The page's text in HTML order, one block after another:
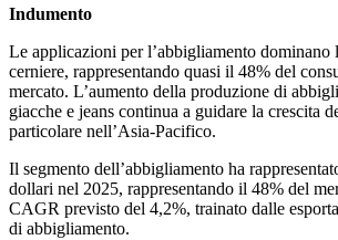
Indumento
Le applicazioni per l’abbigliamento dominano
cerniere, rappresentando quasi il 48% del
mercato. L’aumento della produzione di
giacche e jeans continua a guidare la crescita
particolare nell’Asia-Pacifico.
Il segmento dell’abbigliamento ha
dollari nel 2025, rappresentando il 48% del
CAGR previsto del 4,2%, trainato dalle
di abbigliamento.